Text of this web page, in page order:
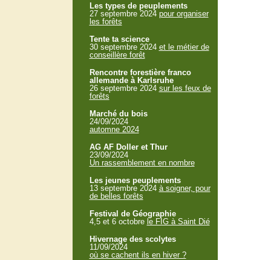
Les types de peuplements
27 septembre 2024 pour organiser
les forêts
Tente ta science
30 septembre 2024 et le métier de
conseillère forêt
Rencontre forestière franco
allemande à Karlsruhe
26 septembre 2024 sur les feux de
forêts
Marché du bois
24/09/2024
automne 2024
AG AF Doller et Thur
23/09/2024
Un rassemblement en nombre
Les jeunes peuplements
13 septembre 2024 à soigner, pour
de belles forêts
Festival de Géographie
4,5 et 6 octobre le FIG à Saint Dié
Hivernage des scolytes
11/09/2024
où se cachent ils en hiver ?